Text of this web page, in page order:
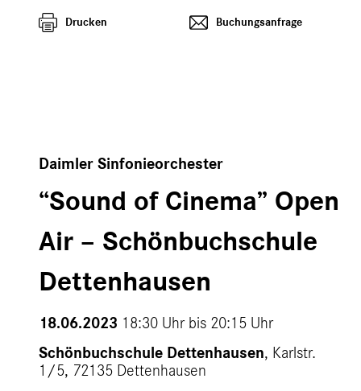
Buchungsanfrage
Drucken
Daimler Sinfonieorchester
“Sound of Cinema” Open
Air – Schönbuchschule
Dettenhausen
18.06.2023 18:30 Uhr bis 20:15 Uhr
Schönbuchschule Dettenhausen, Karlstr.
1/5, 72135 Dettenhausen